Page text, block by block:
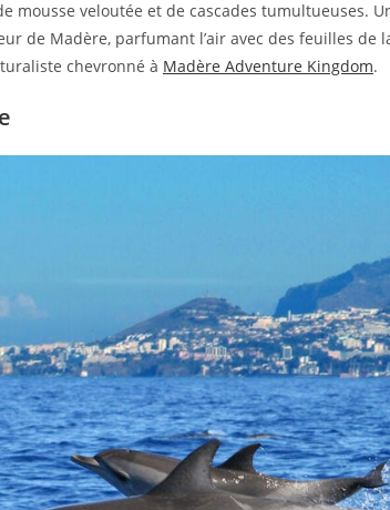
mousse veloutée et de cascades tumultueuses.
de Madère, parfumant l’air avec des feuilles de
chevronné à Madère Adventure Kingdom.